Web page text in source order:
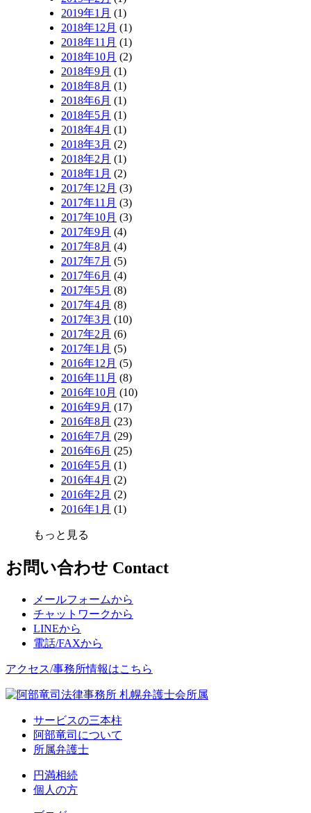
2019年1月 (1)
2018年12月 (1)
2018年11月 (1)
2018年10月 (2)
2018年9月 (1)
2018年8月 (1)
2018年6月 (1)
2018年5月 (1)
2018年4月 (1)
2018年3月 (2)
2018年2月 (1)
2018年1月 (2)
2017年12月 (3)
2017年11月 (3)
2017年10月 (3)
2017年9月 (4)
2017年8月 (4)
2017年7月 (5)
2017年6月 (4)
2017年5月 (8)
2017年4月 (8)
2017年3月 (10)
2017年2月 (6)
2017年1月 (5)
2016年12月 (5)
2016年11月 (8)
2016年10月 (10)
2016年9月 (17)
2016年8月 (23)
2016年7月 (29)
2016年6月 (25)
2016年5月 (1)
2016年4月 (2)
2016年2月 (2)
2016年1月 (1)
もっと見る
お問い合わせ Contact
メールフォームから
チャットワークから
LINEから
電話/FAXから
アクセス/事務所情報はこちら
サービスの三本柱
阿部竜司について
所属弁護士
円満相続
個人の方